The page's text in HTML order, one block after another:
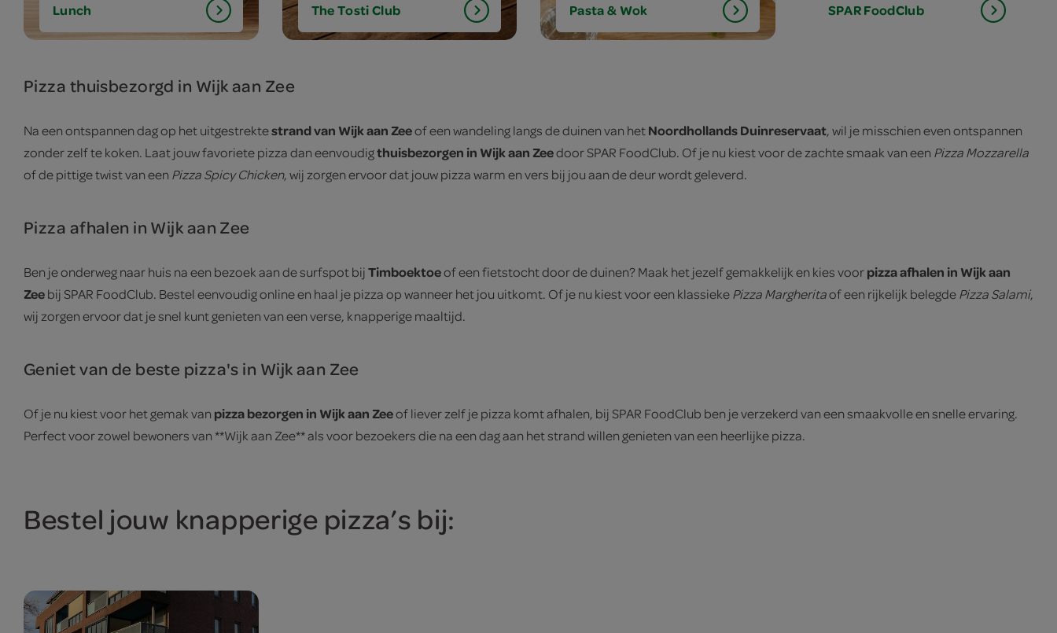
Lunch The Tosti Club Pasta & Wok SPARFoodClub
Pizza thuisbezorgd in Wijk aan Zee
Na een ontspannen dag op het uitgestrektestrand van Wijk aan Zeeof een wandeling langs de duinen van hetNoordhollands Duinreservaat, wil je misschien even ontspannen
zonder zelf te koken. Laat jouw favoriete pizza dan eenvoudigthuisbezorgen in Wijk aan Zeedoor SPAR FoodClub. Of je nu kiest voor de zachte smaak van een Pizza Mozzarella
of de pittige twist van een Pizza Spicy Chicken, wij zorgen ervoor dat jouw pizza warm en vers bij jou aan de deur wordt geleverd.
Pizza afhalen in Wijk aan Zee
Ben je onderweg naar huis na een bezoek aan de surfspot bijTimboektoeof een fietstocht door de duinen? Maak het jezelf gemakkelijk en kies voorpizza afhalen in Wijk aan
Zeebij SPAR FoodClub. Bestel eenvoudig online en haal je pizza op wanneer het jou uitkomt. Of je nu kiest voor een klassiekePizza Margheritaof een rijkelijk belegdePizza Salami,
wij zorgen ervoor dat je snel kunt genieten van een verse, knapperige maaltijd.
Geniet van de beste pizza's in Wijk aan Zee
Of je nu kiest voor het gemak van pizza bezorgen in Wijk aan Zeeof liever zelf je pizza komt afhalen, bij SPAR FoodClub ben je verzekerd van een smaakvolle en snelle ervaring.
Perfect voor zowel bewoners van **Wijk aan Zee** als voor bezoekers die na een dag aan het strand willen genieten van een heerlijke pizza.
Bestel jouw knapperige pizza’s bij: